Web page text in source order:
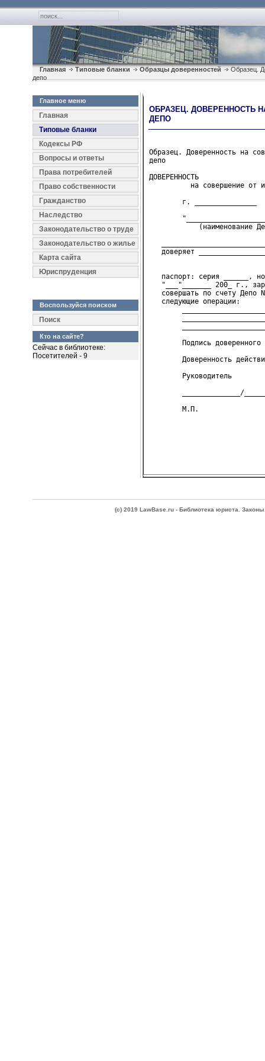
Главная Типовые бланки Образцы доверенностей
Образец.
депо
Главное меню
Главная
Типовые бланки
Кодексы РФ
Вопросы и ответы
Права потребителей
Право собственности
Гражданство
Наследство
Законодательство о труде
Законодательство о жилье
Карта сайта
Юриспруденция
Воспользуйся поиском
Поиск
Кто на сайте?
Сейчас в библиотеке:
Посетителей - 9
ОБРАЗЕЦ. ДОВЕРЕННОСТЬ
ДЕПО
Образец. Доверенность на
депо
ДОВЕРЕННОСТЬ
на совершение от имени
г. _______________
(наименование
доверяет
паспорт: серия ______,
"___"_______ 200_ г.,
совершать по счету Депо
следующие операции:
Подпись доверенного
Доверенность
Руководитель
______________/
(c) 2019 LawBase.ru - Библиотека юриста.